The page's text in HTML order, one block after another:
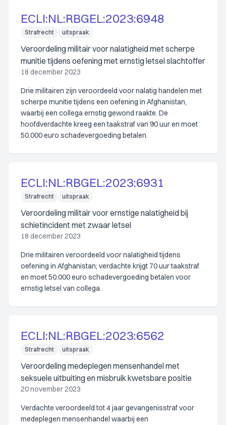
ECLI:NL:RBGEL:2023:6948
Strafrecht uitspraak
Veroordeling militair voor nalatigheid met scherpe
munitie tijdens oefening met ernstig letsel slachtoffer
18 december 2023
Drie militairen zijn veroordeeld voor nalatig handelen met
scherpe munitie tijdens een oefening in Afghanistan,
waarbij een collega ernstig gewond raakte. De
hoofdverdachte kreeg een taakstraf van 90 uur en moet
50.000 euro schadevergoeding betalen.
ECLI:NL:RBGEL:2023:6931
Strafrecht uitspraak
Veroordeling militair voor ernstige nalatigheid bij
schietincident met zwaar letsel
18 december 2023
Drie militairen veroordeeld voor nalatigheid tijdens
oefening in Afghanistan; verdachte krijgt 70 uur taakstraf
en moet 50.000 euro schadevergoeding betalen voor
ernstig letsel van collega.
ECLI:NL:RBGEL:2023:6562
Strafrecht uitspraak
Veroordeling medeplegen mensenhandel met
seksuele uitbuiting en misbruik kwetsbare positie
20 november 2023
Verdachte veroordeeld tot 4 jaar gevangenisstraf voor
medeplegen mensenhandel waarbij een